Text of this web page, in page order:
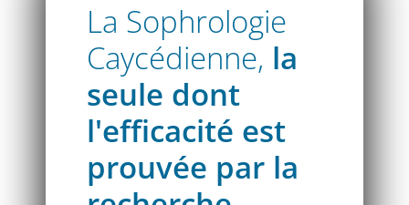
La Sophrologie
Caycédienne, la
seule dont
l'efficacité est
prouvée par la